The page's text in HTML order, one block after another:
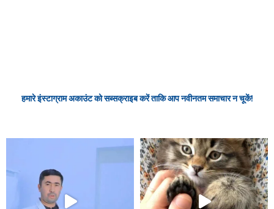
हमारे इंस्टाग्राम अकाउंट को सब्सक्राइब करें ताकि आप नवीनतम समाचार न चूकें!